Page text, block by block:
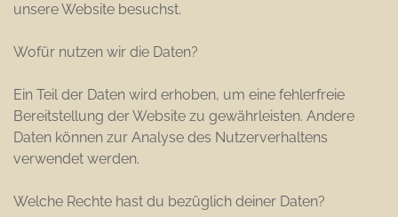
unsere Website besuchst.
Wofür nutzen wir die Daten?
Ein Teil der Daten wird erhoben, um eine fehlerfreie
Bereitstellung der Website zu gewährleisten. Andere
Daten können zur Analyse des Nutzerverhaltens
verwendet werden.
Welche Rechte hast du bezüglich deiner Daten?